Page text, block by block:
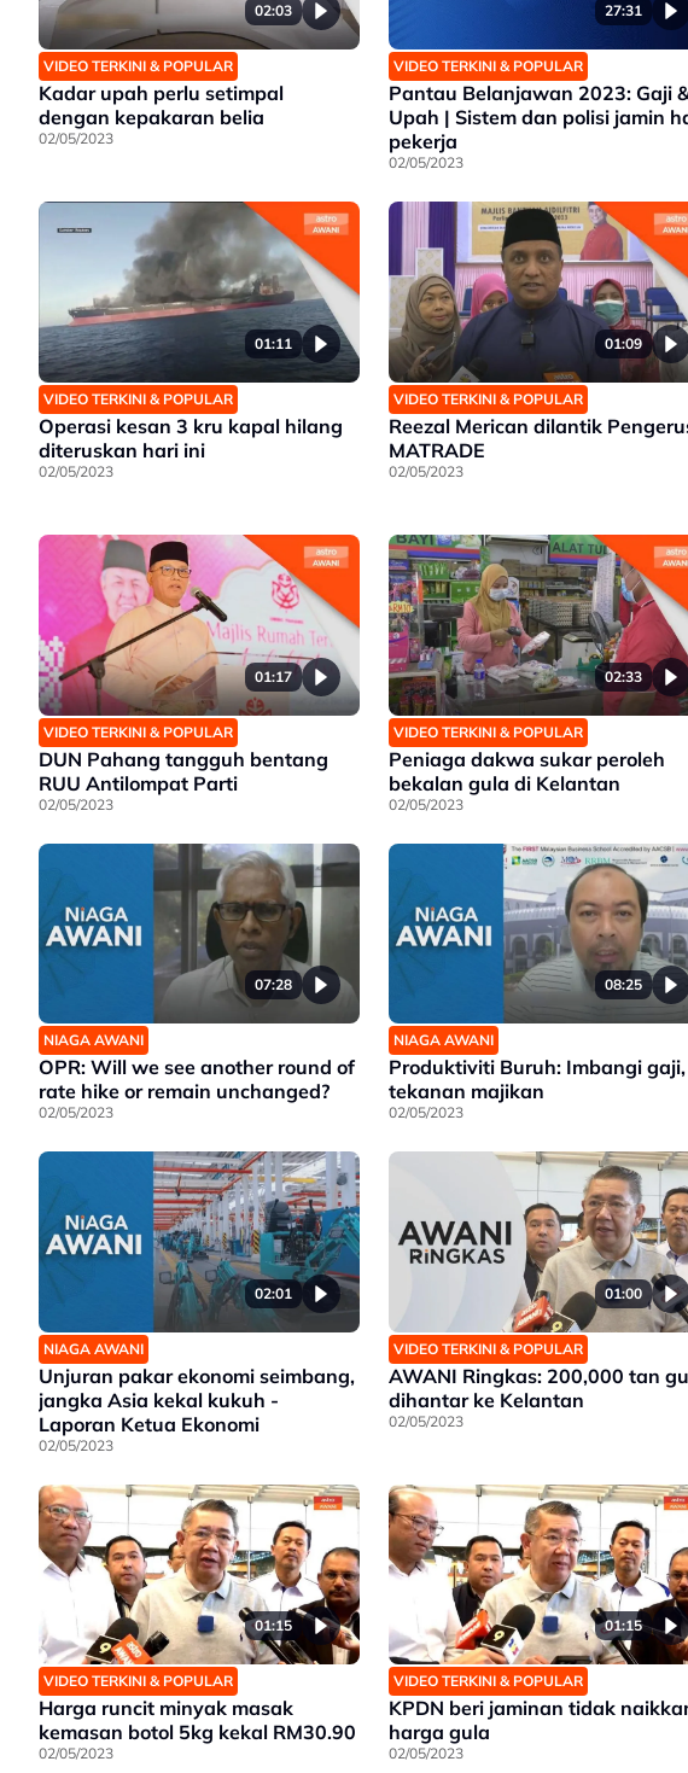
02:03
VIDEO TERKINI & POPULAR
Kadar upah perlu setimpal
dengan kepakaran belia
02/05/2023
27:31
VIDEO TERKINI & POPULAR
Pantau Belanjawan 2023: Gaji
Upah | Sistem dan polisi jamin
pekerja
02/05/2023
01:11
VIDEO TERKINI & POPULAR
Operasi kesan 3 kru kapal hilang
diteruskan hari ini
02/05/2023
01:09
VIDEO TERKINI & POPULAR
Reezal Merican dilantik
MATRADE
02/05/2023
01:17
VIDEO TERKINI & POPULAR
DUN Pahang tangguh bentang
RUU Antilompat Parti
02/05/2023
02:33
VIDEO TERKINI & POPULAR
Peniaga dakwa sukar peroleh
bekalan gula di Kelantan
02/05/2023
07:28
NIAGA AWANI
OPR: Will we see another round of
rate hike or remain unchanged?
02/05/2023
08:25
NIAGA AWANI
Produktiviti Buruh: Imbangi gaji,
tekanan majikan
02/05/2023
02:01
NIAGA AWANI
Unjuran pakar ekonomi seimbang,
jangka Asia kekal kukuh -
Laporan Ketua Ekonomi
02/05/2023
01:00
VIDEO TERKINI & POPULAR
AWANI Ringkas: 200,000 tan
dihantar ke Kelantan
02/05/2023
01:15
VIDEO TERKINI & POPULAR
Harga runcit minyak masak
kemasan botol 5kg kekal RM30.90
02/05/2023
01:15
VIDEO TERKINI & POPULAR
KPDN beri jaminan tidak
harga gula
02/05/2023